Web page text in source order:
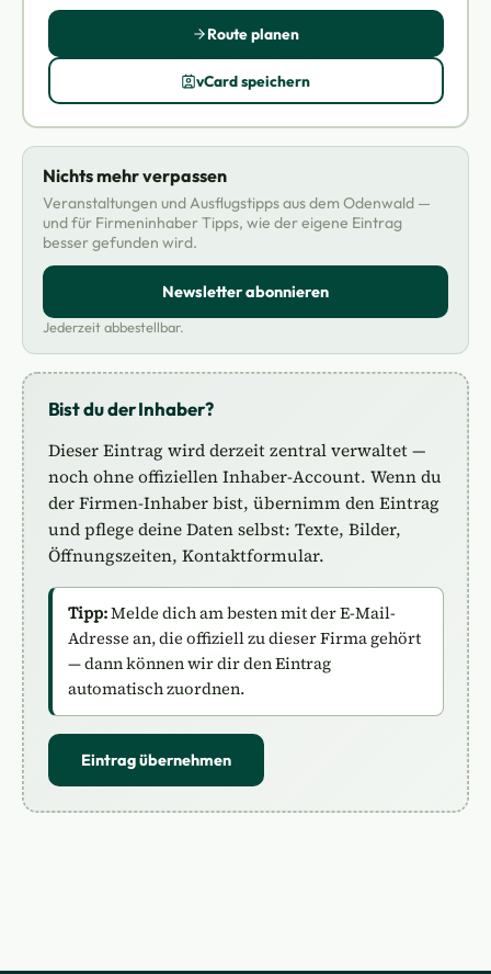
Bist du der Inhaber?
Dieser Eintrag wird derzeit zentral verwaltet —
noch ohne offiziellen Inhaber-Account. Wenn du
der Firmen-Inhaber bist, übernimm den Eintrag
und pflege deine Daten selbst: Texte, Bilder,
Öffnungszeiten, Kontaktformular.
Tipp:Melde dich am besten mit der E-Mail-
Adresse an, die offiziell zu dieser Firma gehört
— dann können wir dir den Eintrag
automatisch zuordnen.
Eintrag übernehmen
Route planen
vCard speichern
Nichts mehr verpassen
Veranstaltungen und Ausflugstipps aus dem Odenwald —
und für Firmeninhaber Tipps, wie der eigene Eintrag
besser gefunden wird.
Newsletter abonnieren
Jederzeit abbestellbar.